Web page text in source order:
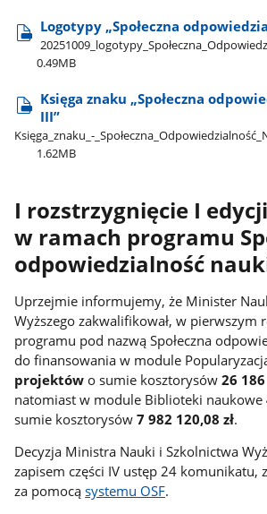
Logotypy „Społeczna
0.49MB
Księga znaku „Społeczna
III”
Księga​_znaku​_-​
1.62MB
I rozstrzygnięcie I
w ramach programu
odpowiedzialność
Uprzejmie informujemy, że Minister
Wyższego zakwalifikował, w pierwszym
programu pod nazwą Społeczna
do finansowania w module
projektów o sumie kosztorysów26 186
natomiast w module Biblioteki naukowe
sumie kosztorysów7 982 120,08 zł.
Decyzja Ministra Nauki i Szkolnictwa
zapisem części IV ustęp 24 komunikatu,
za pomocąsystemu OSF.